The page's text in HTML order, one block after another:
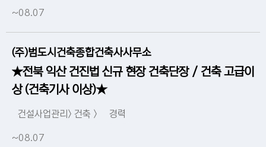
~08.07
(주)범도시건축종합건축사사무소
★전북 익산 건진법 신규 현장 건축단장 / 건축 고급이
상 (건축기사 이상)★
건설사업관리> 건축 > 경력
~08.07